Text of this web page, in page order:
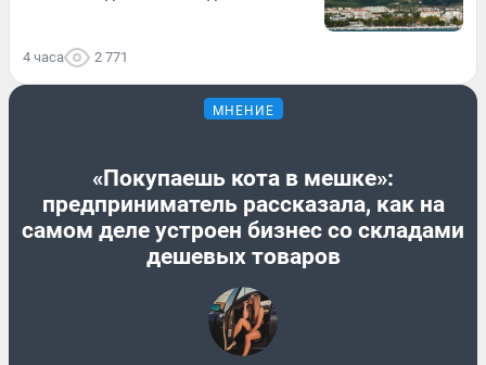
4 часа 2 771
МНЕНИЕ
«Покупаешь кота в мешке»:
предприниматель рассказала, как на
самом деле устроен бизнес со складами
дешевых товаров